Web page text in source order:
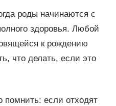
роды начинаются с
здоровья. Любой
к рождению
что делать, если это
помнить: если отходят